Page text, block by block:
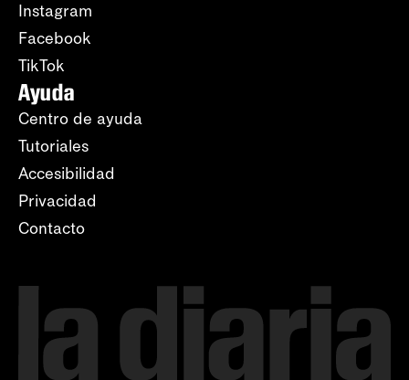
Instagram
Facebook
TikTok
Ayuda
Centro de ayuda
Tutoriales
Accesibilidad
Privacidad
Contacto